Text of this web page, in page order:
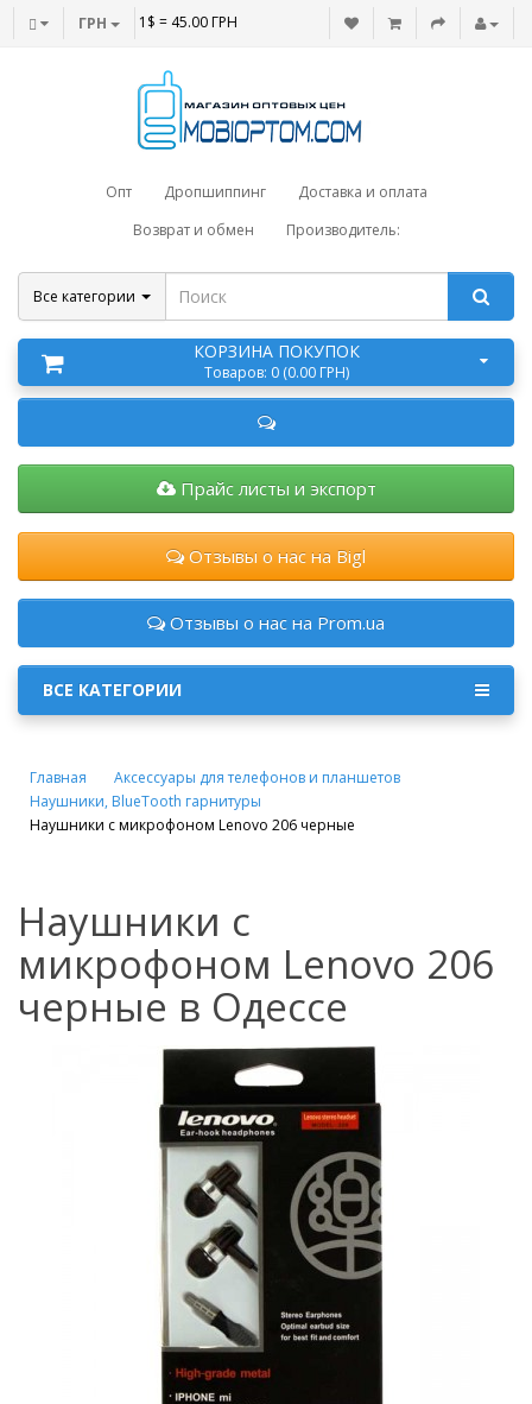
ГРН 1$ = 45.00 ГРН
Опт Дропшиппинг
Доставка и оплата
Возврат и обмен
Производитель:
Все категории
КОРЗИНА ПОКУПОК
Товаров: 0 (0.00 ГРН)
Прайс листы и экспорт
Отзывы о нас на Bigl
Отзывы о нас на Prom.ua
ВСЕ КАТЕГОРИИ
Главная
Аксессуары для телефонов и планшетов
Наушники, BlueTooth гарнитуры
Наушники с микрофоном Lenovo 206 черные
Наушники с
микрофоном Lenovo 206
черные в Одессе